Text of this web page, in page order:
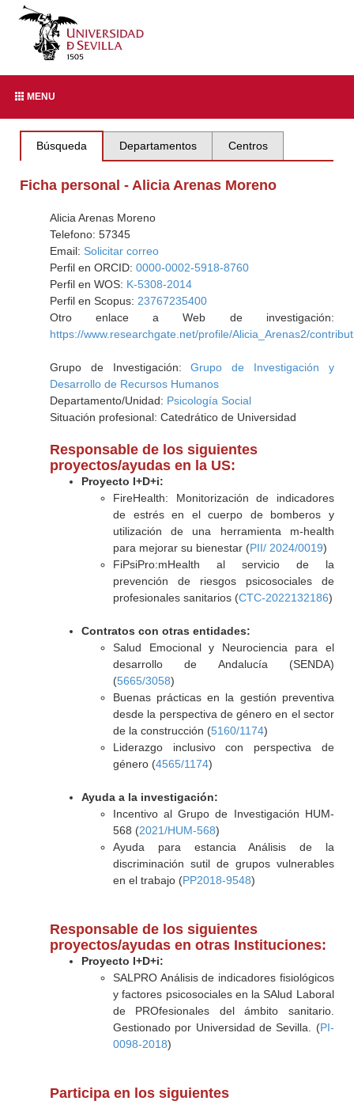
MENU
Búsqueda Departamentos Centros
Ficha personal - Alicia Arenas Moreno
Alicia Arenas Moreno
Telefono: 57345
Email: Solicitar correo
Perfil en ORCID: 0000-0002-5918-8760
Perfil en WOS: K-5308-2014
Perfil en Scopus: 23767235400
Otro enlace a Web de investigación:
https://www.researchgate.net/profile/Alicia_Arenas2/
Grupo de Investigación:Grupo de Investigación y
Desarrollo de Recursos Humanos
Departamento/Unidad: Psicología Social
Situación profesional: Catedrático de Universidad
Responsable de los siguientes
proyectos/ayudas en la US:
Proyecto I+D+i:
FireHealth: Monitorización de indicadores
de estrés en el cuerpo de bomberos y
utilización de una herramienta m-health
para mejorar su bienestar (PII/ 2024/0019)
FiPsiPro:mHealth al servicio de la
prevención de riesgos psicosociales de
profesionales sanitarios (CTC-2022132186)
Contratos con otras entidades:
Salud Emocional y Neurociencia para el
desarrollo de Andalucía (SENDA)
(5665/3058)
Buenas prácticas en la gestión preventiva
desde la perspectiva de género en el sector
de la construcción (5160/1174)
Liderazgo inclusivo con perspectiva de
género (4565/1174)
Ayuda a la investigación:
Incentivo al Grupo de Investigación HUM-
568 (2021/HUM-568)
Ayuda para estancia Análisis de la
discriminación sutil de grupos vulnerables
en el trabajo (PP2018-9548)
Responsable de los siguientes
proyectos/ayudas en otras Instituciones:
Proyecto I+D+i:
SALPRO Análisis de indicadores fisiológicos
y factores psicosociales en la SAlud Laboral
de PROfesionales del ámbito sanitario.
Gestionado por Universidad de Sevilla. (PI-
0098-2018)
Participa en los siguientes